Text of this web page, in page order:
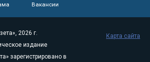
Вакансии
2026 г.
издание
зарегистрировано в
Карта сайта